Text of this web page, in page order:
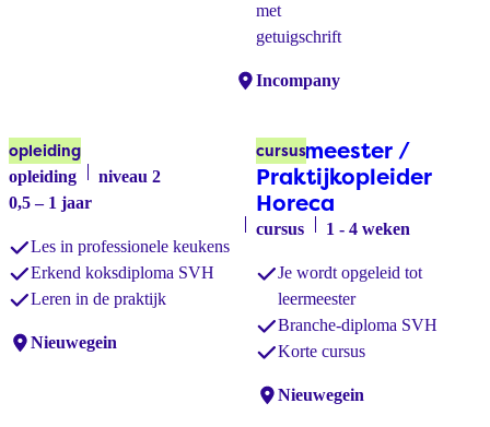
met
getuigschrift
Locaties:
Incompany
Kok
opleiding
niveau 2
0,5 – 1 jaar
opleiding
Les in professionele keukens
Erkend koksdiploma SVH
Leren in de praktijk
Locaties:
Nieuwegein
Leermeester /
Praktijkopleider
Horeca
cursus 1 - 4 weken
cursus
Je wordt opgeleid tot
leermeester
Branche-diploma SVH
Korte cursus
Locaties:
Nieuwegein